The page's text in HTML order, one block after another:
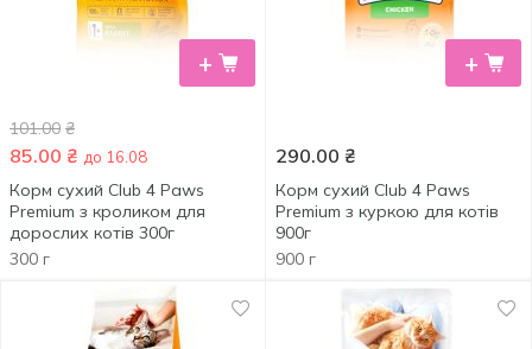
+
101.00 ₴
85.00 ₴ до 16.08
Корм сухий Club 4 Paws
Premium з кроликом для
дорослих котів 300г
300 г
+
290.00 ₴
Корм сухий Club 4 Paws
Premium з куркою для котів
900г
900 г